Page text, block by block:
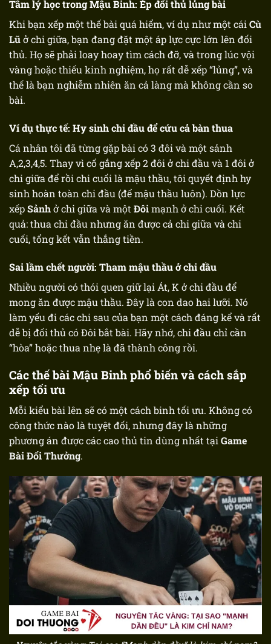
Tâm lý học trong Mậu Binh: Ép đối thủ lủng bài
Khi bạn xếp một thế bài quá hiểm, ví dụ như một cáiCù
Lũở chi giữa, bạn đang đặt một áp lực cực lớn lên đối
thủ. Họ sẽ phải loay hoay tìm cách đỡ, và trong lúc vội
vàng hoặc thiếu kinh nghiệm, họ rất dễ xếp “lủng”, và
thế là bạn nghiễm nhiên ăn cả làng mà không cần so
bài.
Ví dụ thực tế: Hy sinh chi đầu để cứu cả bàn thua
Cá nhân tôi đã từng gặp bài có 3 đôi và một sảnh
A,2,3,4,5. Thay vì cố gắng xếp 2 đôi ở chi đầu và 1 đôi ở
chi giữa để rồi chi cuối là mậu thầu, tôi quyết định hy
sinh hoàn toàn chi đầu (để mậu thầu luôn). Dồn lực
xếpSảnhở chi giữa và một Đôimạnh ở chi cuối. Kết
quả: thua chi đầu nhưng ăn được cả chi giữa và chi
cuối, tổng kết vẫn thắng tiền.
Sai lầm chết người: Tham mậu thầu ở chi đầu
Nhiều người có thói quen giữ lại Át, K ở chi đầu để
mong ăn được mậu thầu. Đây là con dao hai lưỡi. Nó
làm yếu đi các chi sau của bạn một cách đáng kể và rất
dễ bị đối thủ có Đôi bắt bài. Hãy nhớ, chi đầu chỉ cần
“hòa” hoặc thua nhẹ là đã thành công rồi.
Các thế bài Mậu Binh phổ biến và cách sắp
xếp tối ưu
Mỗi kiểu bài lên sẽ có một cách binh tối ưu. Không có
công thức nào là tuyệt đối, nhưng đây là những
phương án được các cao thủ tin dùng nhất tạiGame
Bài Đổi Thưởng.